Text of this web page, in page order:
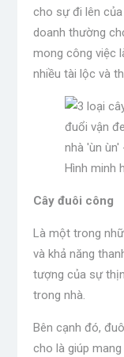
cho sự đi lên của
doanh thường
mong công việc
nhiều tài lộc và
Hình minh
Cây đuôi công
Là một trong
và khả năng
tượng của sự
trong nhà.
Bên cạnh đó,
cho là giúp